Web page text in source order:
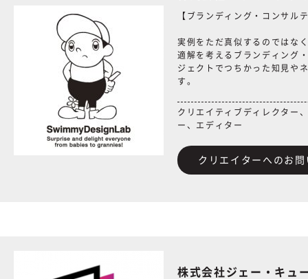
【ブランディング・コンサル
実例をただ真似するのではな
適解を考えるブランディング
ジェクトでつちかった知見や
す。
クリエイティブディレクター
ー、エディター
クリエイターへのお
株式会社ジェー・キュ